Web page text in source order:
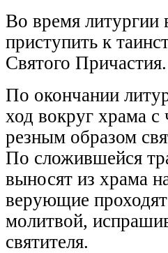
Во время
приступить к
Святого Причастия.
По окончании
ход вокруг храма
резным образом
По сложившейся
выносят из храма
верующие
молитвой,
святителя.